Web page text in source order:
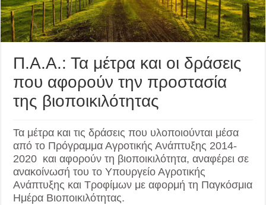
Π.Α.Α.: Τα μέτρα και οι δράσεις
που αφορούν την προστασία
της βιοποικιλότητας
Τα μέτρα και τις δράσεις που υλοποιούνται μέσα
από το Πρόγραμμα Αγροτικής Ανάπτυξης 2014-
2020 και αφορούν τη βιοποικιλότητα, αναφέρει σε
ανακοίνωσή του το Υπουργείο Αγροτικής
Ανάπτυξης και Τροφίμων με αφορμή τη Παγκόσμια
Ημέρα Βιοποικιλότητας.